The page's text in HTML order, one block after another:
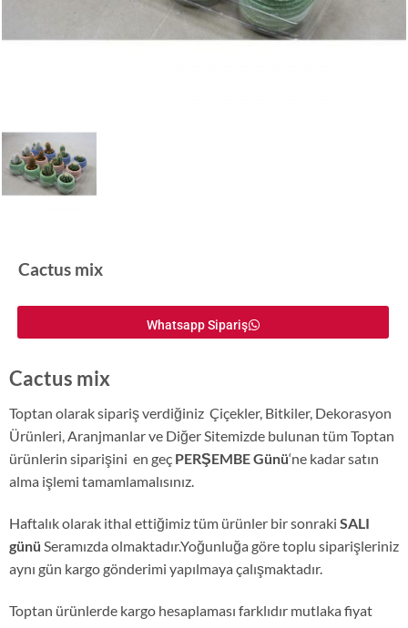
Cactus mix
Whatsapp Sipariş
Cactus mix
Toptan olarak sipariş verdiğiniz Çiçekler, Bitkiler, Dekorasyon
Ürünleri, Aranjmanlar ve Diğer Sitemizde bulunan tüm Toptan
ürünlerin siparişini en geç PERŞEMBE Günü‘ne kadar satın
alma işlemi tamamlamalısınız.
Haftalık olarak ithal ettiğimiz tüm ürünler bir sonraki SALI
günü Seramızda olmaktadır.Yoğunluğa göre toplu siparişleriniz
aynı gün kargo gönderimi yapılmaya çalışmaktadır.
Toptan ürünlerde kargo hesaplaması farklıdır mutlaka fiyat